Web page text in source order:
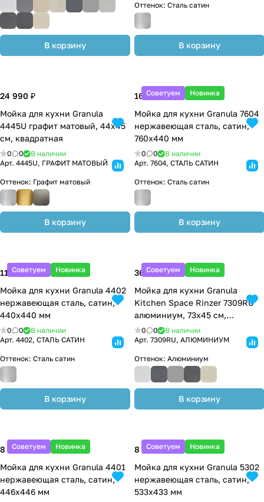
В корзину В корзину
Оттенок: Сталь сатин
24 990 ₽
Мойка для кухни Granula
4445U графит матовый, 44х45
см, квадратная
0 0
В наличии
Арт. 4445U, ГРАФИТ МАТОВЫЙ
В корзину
Оттенок: Графит матовый
Советуем Новинка
16 700 ₽
Мойка для кухни Granula 7604
нержавеющая сталь, сатин,
760х440 мм
0 0
В наличии
Арт. 7604, СТАЛЬ САТИН
В корзину
Оттенок: Сталь сатин
Советуем Новинка
11 600 ₽
Мойка для кухни Granula 4402
нержавеющая сталь, сатин,
440х440 мм
0 0
В наличии
Арт. 4402, СТАЛЬ САТИН
В корзину
Оттенок: Сталь сатин
Советуем Новинка
36 600 ₽
Мойка для кухни Granula
Kitchen Space Rinzer 7309RU
алюминиум, 73х45 см,
прямоугольная
0 0
В наличии
Арт. 7309RU, АЛЮМИНИУМ
В корзину
Оттенок: Алюминиум
Советуем Новинка
8 100 ₽
Мойка для кухни Granula 4401
нержавеющая сталь, сатин,
446х446 мм
Советуем Новинка
8 850 ₽
Мойка для кухни Granula 5302
нержавеющая сталь, сатин,
533х433 мм